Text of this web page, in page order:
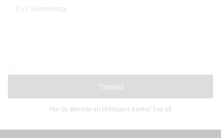
Evt. kommentar
Tilmeld
Har du allerede en Holdsport-konto? Log på